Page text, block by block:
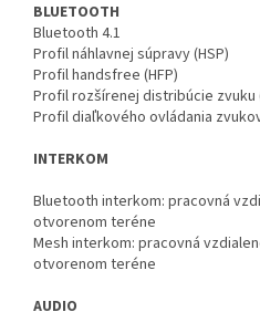
BLUETOOTH
Bluetooth 4.1
Profil náhlavnej súpravy (HSP)
Profil handsfree (HFP)
Profil rozšírenej distribúcie zvuku
Profil diaľkového ovládania
INTERKOM
Bluetooth interkom: pracovná
otvorenom teréne
Mesh interkom: pracovná
otvorenom teréne
AUDIO